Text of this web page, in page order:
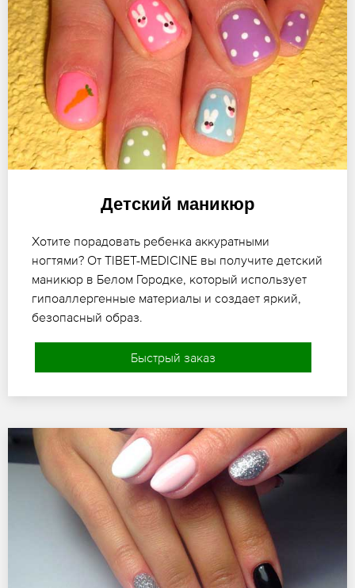
Детский маникюр
Хотите порадовать ребенка аккуратными
ногтями? От TIBET-MEDICINE вы получите детский
маникюр в Белом Городке, который использует
гипоаллергенные материалы и создает яркий,
безопасный образ.
Быстрый заказ